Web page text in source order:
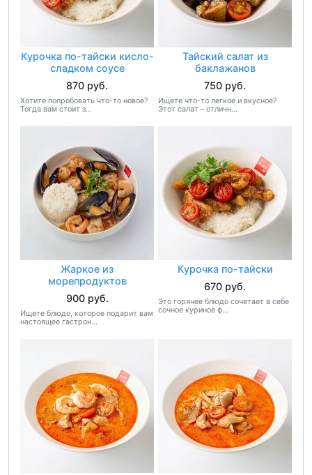
Курочка по-тайски кисло-
сладком соусе
870 руб.
Хотите попробовать что-то новое?
Тогда вам стоит з...
Тайский салат из
баклажанов
750 руб.
Ищете что-то легкое и вкусное?
Этот салат – отличн...
Жаркое из
морепродуктов
900 руб.
Ищете блюдо, которое подарит вам
настоящее гастрон...
Курочка по-тайски
670 руб.
Это горячее блюдо сочетает в себе
сочное куриное ф...